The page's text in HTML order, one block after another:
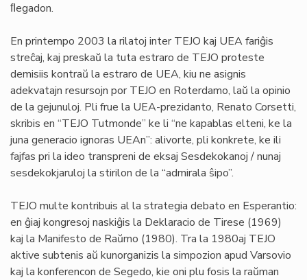
ﬂegadon.
En printempo 2003 la rilatoj inter TEJO kaj UEA fariĝis
streĉaj, kaj preskaŭ la tuta estraro de TEJO proteste
demisiis kontraŭ la estraro de UEA, kiu ne asignis
adekvatajn resursojn por TEJO en Roterdamo, laŭ la opinio
de la gejunuloj. Pli frue la UEA-prezidanto, Renato Corsetti,
skribis en “TEJO Tutmonde” ke li “ne kapablas elteni, ke la
juna generacio ignoras UEAn”: alivorte, pli konkrete, ke ili
fajfas pri la ideo transpreni de eksaj Sesdekokanoj / nunaj
sesdekokjaruloj la stirilon de la “admirala ŝipo”.
TEJO multe kontribuis al la strategia debato en Esperantio:
en ĝiaj kongresoj naskiĝis la Deklaracio de Tirese (1969)
kaj la Manifesto de Raŭmo (1980). Tra la 1980aj TEJO
aktive subtenis aŭ kunorganizis la simpozion apud Varsovio
kaj la konferencon de Segedo, kie oni plu fosis la raŭman